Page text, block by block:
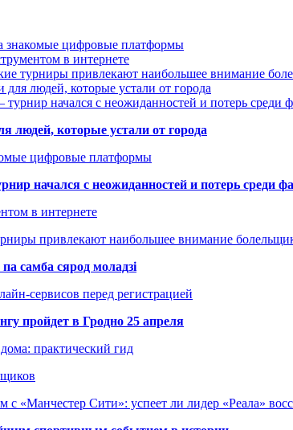
знакомые цифровые платформы
в интернете
турниры привлекают наибольшее внимание
людей, которые устали от города
начался с неожиданностей и потерь среди
людей, которые устали от города
цифровые платформы
начался с неожиданностей и потерь среди
в интернете
привлекают наибольшее внимание
самба сярод моладзі
сервисов перед регистрацией
пройдет в Гродно 25 апреля
практический гид
«Манчестер Сити»: успеет ли лидер «Реала»